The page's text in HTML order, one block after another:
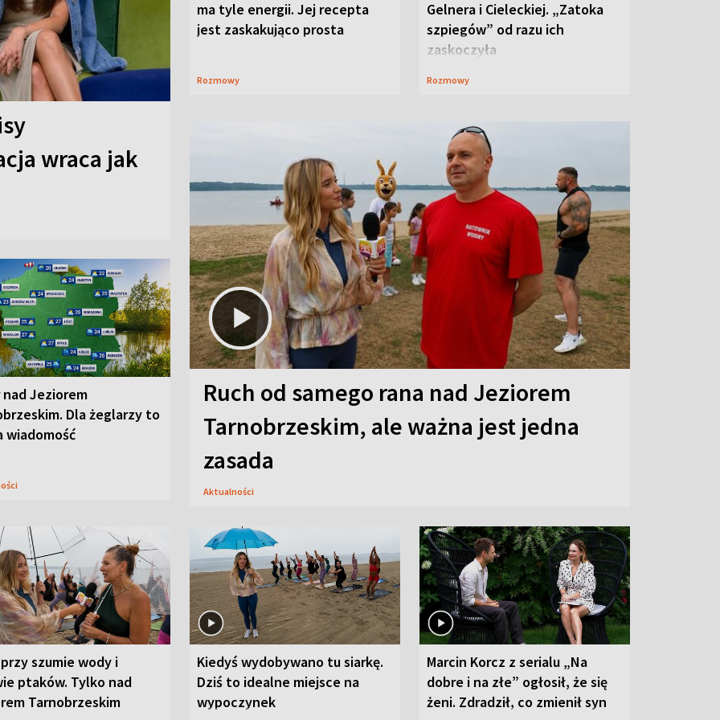
wraca jak
ma tyle energii. Jej recepta
jest zaskakująco prosta
Rozmowy
Gelnera i Cieleckiej. „Zatoka
szpiegów” od razu ich
zaskoczyła
Rozmowy
Jeziorem
Dla żeglarzy to
wiadomość
Ruch od samego rana nad Jeziorem
Tarnobrzeskim, ale ważna jest jedna
zasada
Aktualności
szumie wody i
ptaków. Tylko nad
Tarnobrzeskim
Kiedyś wydobywano tu siarkę.
Dziś to idealne miejsce na
wypoczynek
Marcin Korcz z serialu „Na
dobre i na złe” ogłosił, że się
żeni. Zdradził, co zmienił syn